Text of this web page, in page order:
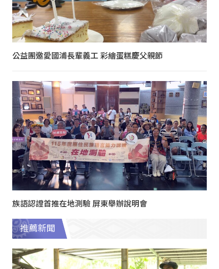
公益團邀愛國浦長輩義工 彩繪蛋糕慶父親節
族語認證首推在地測驗 屏東舉辦說明會
推薦新聞